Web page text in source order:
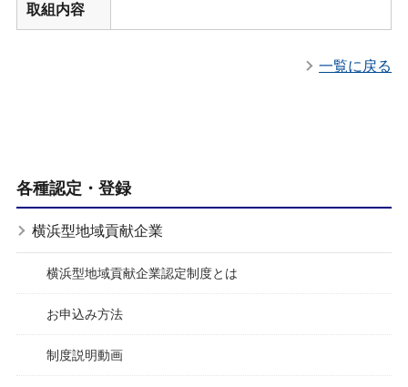
取組内容
一覧に戻る
各種認定・登録
横浜型地域貢献企業
横浜型地域貢献企業認定制度とは
お申込み方法
制度説明動画